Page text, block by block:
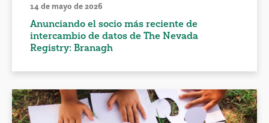
14 de mayo de 2026
Anunciando el socio más reciente de
intercambio de datos de The Nevada
Registry: Branagh